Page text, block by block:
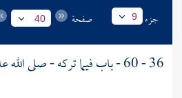
جزء 9 صفحة 40
36 - 60 - باب فيما تركه - صلى الله عليه وسلم - .